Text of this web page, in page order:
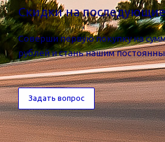
Скидки на
Соверши первую покупку на
рублей и стань нашим
Задать вопрос